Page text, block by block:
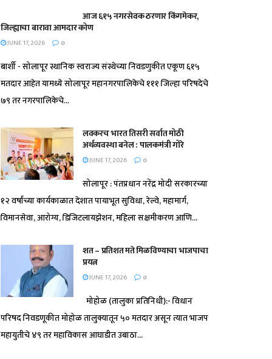
आज ६१५ नगरसेवक ठरणार किंगमेकर,
जिल्ह्याचा बारावा आमदार कोण
JUNE 17, 2026 0
बार्शी - सोलापूर स्थानिक स्वराज्य संस्थेच्या निवडणुकीत एकूण ६१५
मतदार आहेत यामध्ये सोलापूर महानगरपालिकेचे १११ जिल्हा परिषदेचे
७९ तर नगरपालिकेचे...
लवकरच भारत तिसरी सर्वात मोठी
अर्थव्यवस्था बनेल : पालकमंत्री गोरे
JUNE 17, 2026 0
सोलापूर : पंतप्रधान नरेंद्र मोदी सरकारच्या
१२ वर्षांच्या कार्यकाळात देशात पायाभूत सुविधा, रेल्वे, महामार्ग,
विमानसेवा, आरोग्य, डिजिटलायझेशन, महिला सक्षमीकरण आणि...
शत – प्रतिशत मते मिळविण्याचा भाजपाचा
प्रयत्न
JUNE 17, 2026 0
मोहोळ (तालुका प्रतिनिधी):- विधान
परिषद निवडणूकीत मोहोळ तालुक्यातून ५० मतदार असून त्यात भाजप
महायुतीचे ४९ तर महाविकास आघाडीत उबाठा...